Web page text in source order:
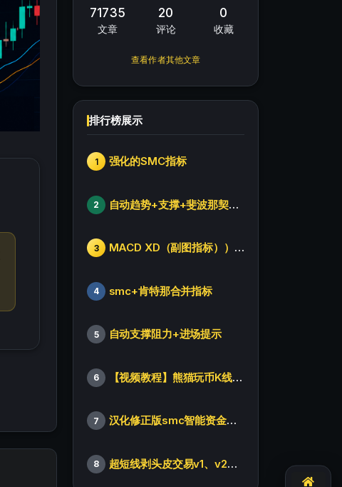
71735
文章
20
评论
0
收藏
查看作者其他文章
排行榜展示
1 强化的SMC指标
2 自动趋势+支撑+斐波那契+箱体
3 MACD XD（副图指标））修改版
4 smc+肯特那合并指标
5 自动支撑阻力+进场提示
6 【视频教程】熊猫玩币K线后的秘密（全集）
7 汉化修正版smc智能资金订单指标
8 超短线剥头皮交易v1、v2版本